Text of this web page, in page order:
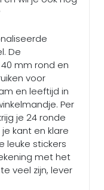
De
mm rond en
voor
en leeftijd in
Per
je 24 ronde
kant en klare
leuke stickers
met het
veel zijn, lever